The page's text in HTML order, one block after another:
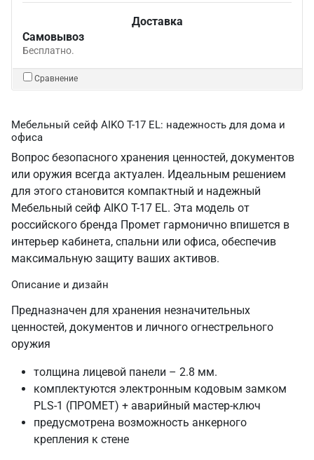
Доставка
Самовывоз
Бесплатно.
Сравнение
Мебельный сейф AIKO Т-17 EL: надежность для дома и
офиса
Вопрос безопасного хранения ценностей, документов
или оружия всегда актуален. Идеальным решением
для этого становится компактный и надежный
Мебельный сейф AIKO Т-17 EL. Эта модель от
российского бренда Промет гармонично впишется в
интерьер кабинета, спальни или офиса, обеспечив
максимальную защиту ваших активов.
Описание и дизайн
Предназначен для хранения незначительных
ценностей, документов и личного огнестрельного
оружия
толщина лицевой панели – 2.8 мм.
комплектуются электронным кодовым замком
PLS-1 (ПРОМЕТ) + аварийный мастер-ключ
предусмотрена возможность анкерного
крепления к стене